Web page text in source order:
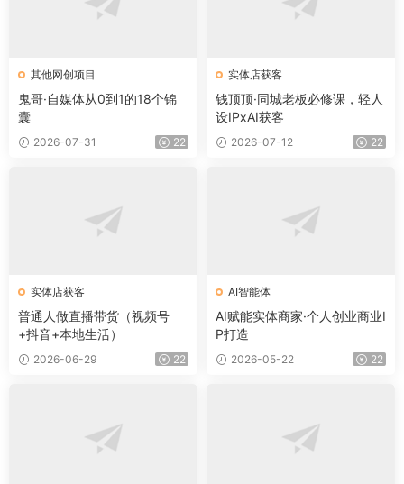
其他网创项目
鬼哥·自媒体从0到1的18个锦
囊
2026-07-31 22
实体店获客
钱顶顶·同城老板必修课，轻人
设IPxAI获客
2026-07-12 22
实体店获客
普通人做直播带货（视频号
+抖音+本地生活）
2026-06-29 22
AI智能体
AI赋能实体商家·个人创业商业I
P打造
2026-05-22 22